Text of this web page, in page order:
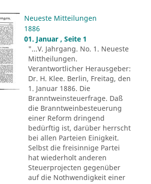
Neueste Mitteilungen
1886
01. Januar , Seite 1
"...V. Jahrgang. No. 1. Neueste
Mittheilungen.
Verantwortlicher Herausgeber:
Dr. H. Klee. Berlin, Freitag, den
1. Januar 1886. Die
Branntweinsteuerfrage. Daß
die Branntweinbesteuerung
einer Reform dringend
bedürftig ist, darüber herrscht
bei allen Parteien Einigkeit.
Selbst die freisinnige Partei
hat wiederholt anderen
Steuerprojecten gegenüber
auf die Nothwendigkeit einer